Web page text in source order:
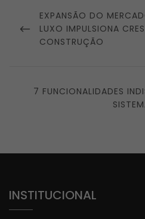
Post
PREVIOUS
POST
EXPANSÃO DO
LUXO IMPULSIONA
CONSTRUÇÃO
NEXT
7 FUNCIONALIDADES
INSTITUCIONAL